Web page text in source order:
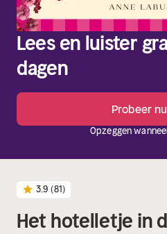
Lees en luister
dagen
Probeer
Opzeggen
3.9 (81)
Het hotelletje in